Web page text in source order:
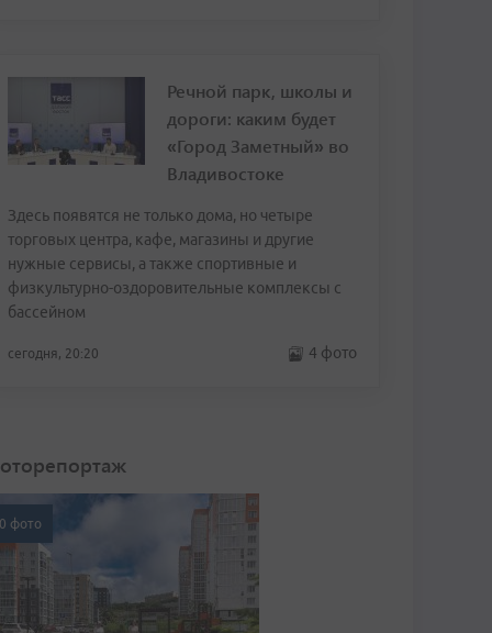
Речной парк, школы и
дороги: каким будет
«Город Заметный» во
Владивостоке
Здесь появятся не только дома, но четыре
торговых центра, кафе, магазины и другие
нужные сервисы, а также спортивные и
физкультурно-оздоровительные комплексы с
бассейном
сегодня, 20:20 4 фото
фото